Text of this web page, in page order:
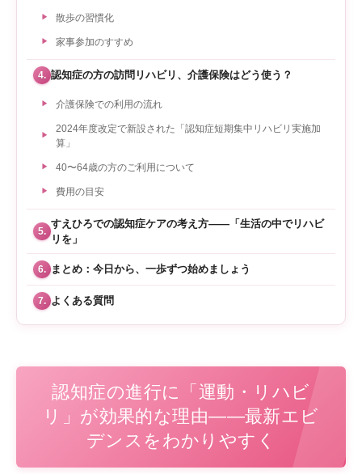
散歩の習慣化
家事参加のすすめ
4. 認知症の方の訪問リハビリ、介護保険はどう使う？
介護保険での利用の流れ
2024年度改定で新設された「認知症短期集中リハビリ実施加
算」
40〜64歳の方のご利用について
費用の目安
5.
すえひろでの認知症ケアの考え方——「生活の中でリハビ
リを」
6. まとめ：今日から、一歩ずつ始めましょう
7. よくある質問
認知症の進行に「運動・リハビ
リ」が効果的な理由——最新エビ
デンスをわかりやすく